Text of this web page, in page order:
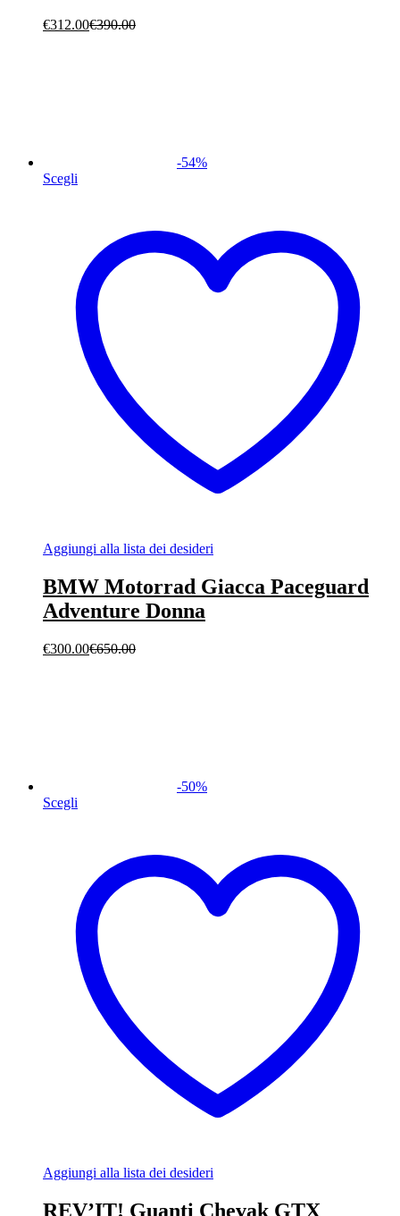
€312.00€390.00
-54%
Scegli
Aggiungi alla lista dei desideri
BMW Motorrad Giacca Paceguard
Adventure Donna
€300.00€650.00
-50%
Scegli
Aggiungi alla lista dei desideri
REV’IT! Guanti Chevak GTX